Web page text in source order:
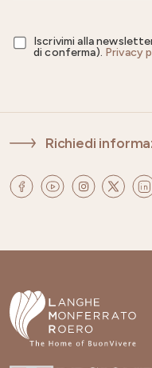
Iscrivimi alla
di conferma). Privacy
Richiedi